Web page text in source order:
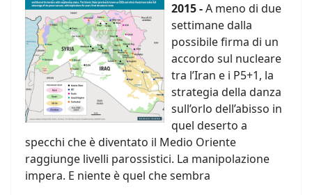
2015 -A meno di due
settimane dalla
possibile firma di un
accordo sul nucleare
tra l’Iran e i P5+1, la
strategia della danza
sull’orlo dell’abisso in
quel deserto a
specchi che è diventato il Medio Oriente
raggiunge livelli parossistici. La manipolazione
impera. E niente è quel che sembra